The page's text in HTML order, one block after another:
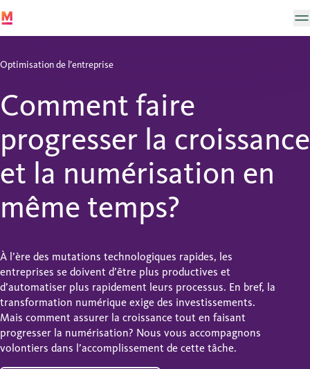
Optimisation de l’entreprise
Comment faire
progresser la croissance
et la numérisation en
même temps?
À l’ère des mutations technologiques rapides, les
entreprises se doivent d’être plus productives et
d’automatiser plus rapidement leurs processus. En bref, la
transformation numérique exige des investissements.
Mais comment assurer la croissance tout en faisant
progresser la numérisation? Nous vous accompagnons
volontiers dans l’accomplissement de cette tâche.